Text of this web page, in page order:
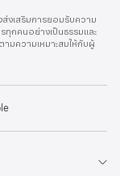
งเสริมการยอมรับความ
กคนอย่างเป็นธรรมและ
มความเหมาะสมให้กับผู้